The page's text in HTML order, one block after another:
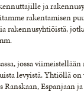
ja
rakentamisen
rakennusyhtiöistä,
jossa
levyistä. Yhtiöllä
Ranskaan, Espanjaan